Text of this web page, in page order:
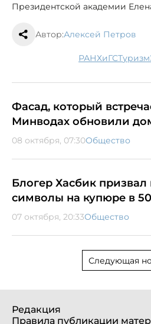
Президентской академии
Автор:Алексей Петров
РАНХиГС туризм
Фасад, который
Минводах обновили
08 октября, 07:30Общество
Блогер Хасбик призвал
символы на купюре в
07 октября, 20:33Общество
Следующая
Редакция
Правила публикации